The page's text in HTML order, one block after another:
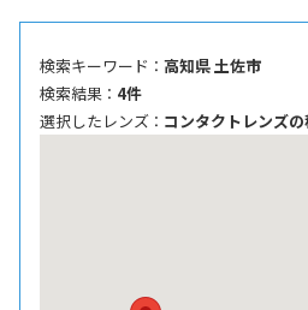
検索キーワード ： 高知県 土佐市
検索結果 ： 4件
選択したレンズ ： コンタクトレンズ